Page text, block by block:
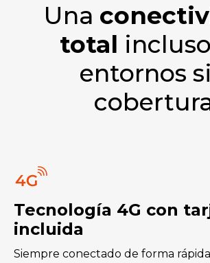
Una
total
entornos
Tecnología 4G con
incluida
Siempre conectado de forma